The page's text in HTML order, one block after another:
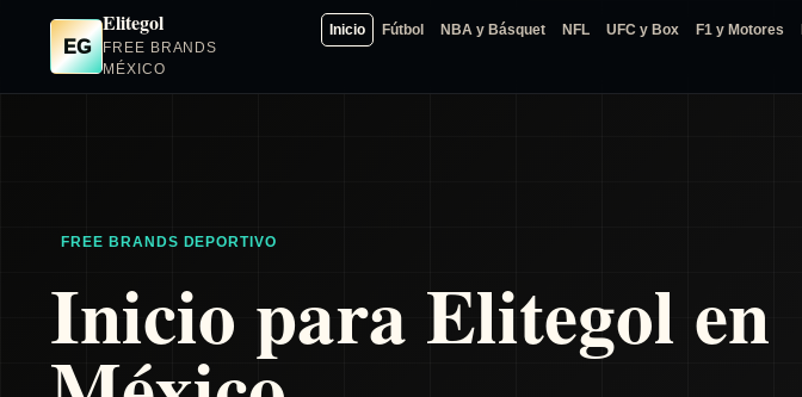
EG
Elitegol
FREE BRANDS
MÉXICO
Inicio Fútbol NBA y Básquet NFL UFC y Box F1 y Motores
FREE BRANDS DEPORTIVO
Inicio para Elitegol en